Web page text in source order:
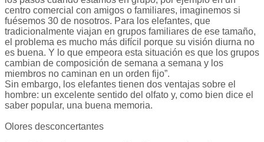
centro comercial con amigos o familiares, imaginemos si
fuésemos 30 de nosotros. Para los elefantes, que
tradicionalmente viajan en grupos familiares de ese tamaño,
el problema es mucho más difícil porque su visión diurna no
es buena. Y lo que empeora esta situación es que los grupos
cambian de composición de semana a semana y los
miembros no caminan en un orden fijo”.
Sin embargo, los elefantes tienen dos ventajas sobre el
hombre: un excelente sentido del olfato y, como bien dice el
saber popular, una buena memoria.
Olores desconcertantes